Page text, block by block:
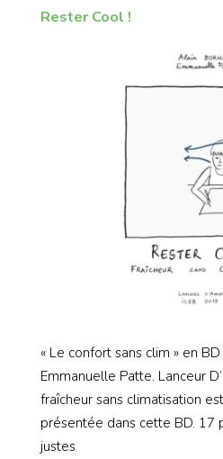
Rester Cool !
« Le confort sans clim » en
Emmanuelle Patte. Lanceur
fraîcheur sans climatisation
présentée dans cette BD. 17
justes